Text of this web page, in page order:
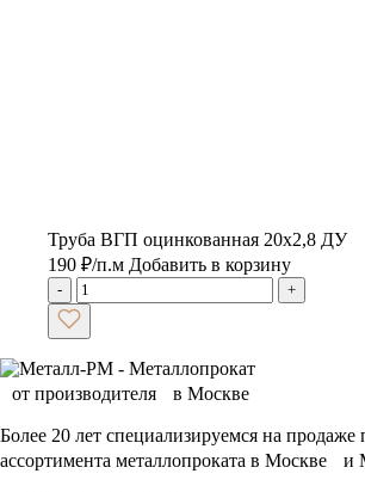
Труба ВГП оцинкованная 20х2,8 ДУ
190 ₽/п.м Добавить в корзину
- +
Более 20 лет специализируемся на продаже
ассортимента металлопроката в Москве и